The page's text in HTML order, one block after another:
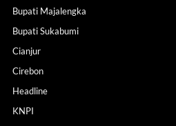
Bupati Majalengka
Bupati Sukabumi
Cianjur
Cirebon
Headline
KNPI